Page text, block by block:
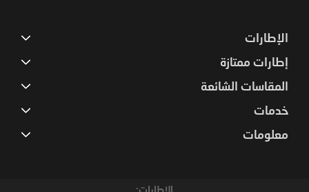
الإطارات
إطارات ممتازة
المقاسات الشائعة
خدمات
معلومات